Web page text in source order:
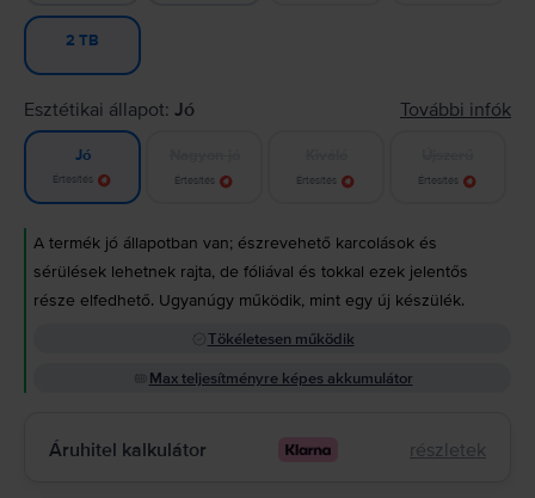
2 TB
Esztétikai állapot: Jó További infók
Jó
Értesítés Értesítés Értesítés Értesítés
A termék jó állapotban van; észrevehető karcolások és
sérülések lehetnek rajta, de fóliával és tokkal ezek jelentős
része elfedhető. Ugyanúgy működik, mint egy új készülék.
Tökéletesen működik
Max teljesítményre képes akkumulátor
Áruhitel kalkulátor részletek